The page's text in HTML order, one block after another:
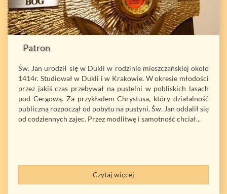
Patron
Św. Jan urodził się w Dukli w rodzinie mieszczańskiej okolo
1414r. Studiował w Dukli i w Krakowie. W okresie młodości
przez jakiś czas przebywał na pustelni w pobliskich lasach
pod Cergową. Za przykładem Chrystusa, który działalność
publiczną rozpoczął od pobytu na pustyni. Św. Jan oddalił się
od codziennych zajec. Przez modlitwę i samotność chciał...
Czytaj więcej